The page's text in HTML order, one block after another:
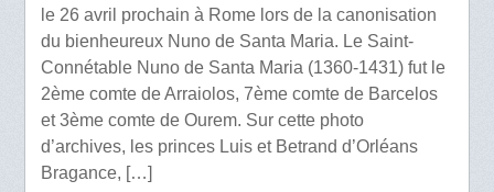
le 26 avril prochain à Rome lors de la canonisation
du bienheureux Nuno de Santa Maria. Le Saint-
Connétable Nuno de Santa Maria (1360-1431) fut le
2ème comte de Arraiolos, 7ème comte de Barcelos
et 3ème comte de Ourem. Sur cette photo
d’archives, les princes Luis et Betrand d’Orléans
Bragance, […]